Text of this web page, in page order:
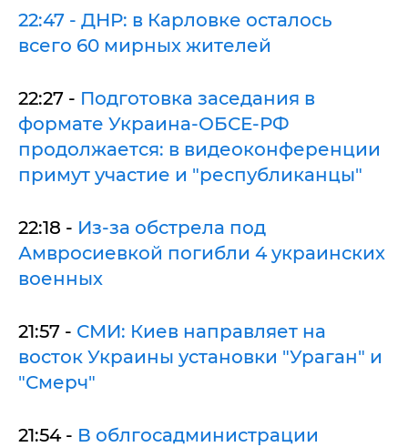
22:47 - ДНР: в Карловке осталось
всего 60 мирных жителей
22:27 - Подготовка заседания в
формате Украина-ОБСЕ-РФ
продолжается: в видеоконференции
примут участие и "республиканцы"
22:18 - Из-за обстрела под
Амвросиевкой погибли 4 украинских
военных
21:57 - СМИ: Киев направляет на
восток Украины установки "Ураган" и
"Смерч"
21:54 - В облгосадминистрации